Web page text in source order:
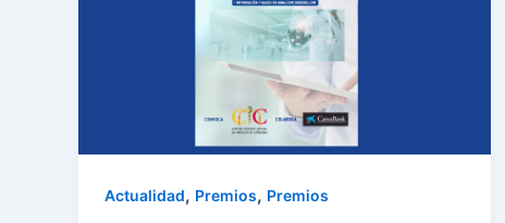
Actualidad, Premios, Premios